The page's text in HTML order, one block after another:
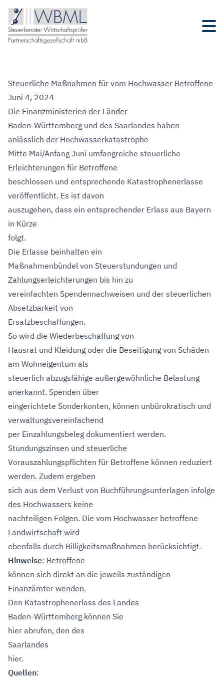
Steuerliche Maßnahmen für vom Hochwasser Betroffene
Juni 4, 2024
Die Finanzministerien der Länder
Baden-Württemberg und des Saarlandes haben
anlässlich der Hochwasserkatastrophe
Mitte Mai/Anfang Juni umfangreiche steuerliche
Erleichterungen für Betroffene
beschlossen und entsprechende Katastrophenerlasse
veröffentlicht. Es ist davon
auszugehen, dass ein entsprechender Erlass aus Bayern
in Kürze
folgt.
Die Erlasse beinhalten ein
Maßnahmenbündel von Steuerstundungen und
Zahlungserleichterungen bis hin zu
vereinfachten Spendennachweisen und der steuerlichen
Absetzbarkeit von
Ersatzbeschaffungen.
So wird die Wiederbeschaffung von
Hausrat und Kleidung oder die Beseitigung von Schäden
am Wohneigentum als
steuerlich abzugsfähige außergewöhnliche Belastung
anerkannt. Spenden über
eingerichtete Sonderkonten, können unbürokratisch und
verwaltungsvereinfachend
per Einzahlungsbeleg dokumentiert werden.
Stundungszinsen und steuerliche
Vorauszahlungspflichten für Betroffene können reduziert
werden. Zudem ergeben
sich aus dem Verlust von Buchführungsunterlagen infolge
des Hochwassers keine
nachteiligen Folgen. Die vom Hochwasser betroffene
Landwirtschaft wird
ebenfalls durch Billigkeitsmaßnahmen berücksichtigt.
Hinweise: Betroffene
können sich direkt an die jeweils zuständigen
Finanzämter wenden.
Den Katastrophenerlass des Landes
Baden-Württemberg können Sie
hier abrufen, den des
Saarlandes
hier.
Quellen: